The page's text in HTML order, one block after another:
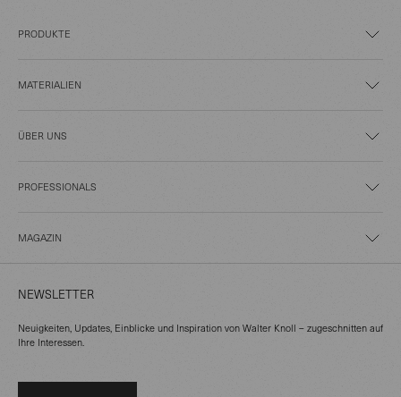
PRODUKTE
MATERIALIEN
ÜBER UNS
PROFESSIONALS
MAGAZIN
NEWSLETTER
Neuigkeiten, Updates, Einblicke und Inspiration von Walter Knoll – zugeschnitten auf
Ihre Interessen.